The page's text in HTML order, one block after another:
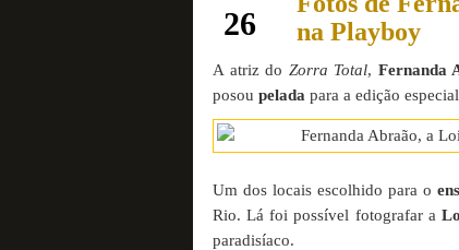
26
na Playboy
A atriz do Zorra Total, Fernanda
posou pelada para a edição
Um dos locais escolhido para o
Rio. Lá foi possível fotografar a
paradisíaco.